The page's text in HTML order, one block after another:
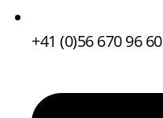
+41 (0)56 670 96 60